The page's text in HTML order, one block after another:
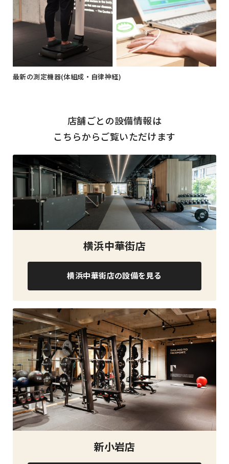
最新の測定機器(体組成・自律神経)
店舗ごとの設備情報は
こちらからご覧いただけます
横浜中華街店
横浜中華街店の設備を見る
新小岩店